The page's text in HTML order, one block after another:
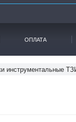
ОПЛАТА
инструментальные